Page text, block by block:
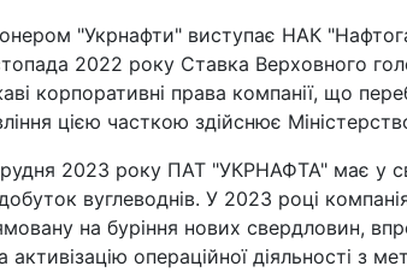
"Укрнафти" виступає НАК
2022 року Ставка Верховного
корпоративні права компанії, що
цією часткою здійснює
2023 року ПАТ "УКРНАФТА" має у
вуглеводнів. У 2023 році
на буріння нових свердловин,
активізацію операційної діяльності з